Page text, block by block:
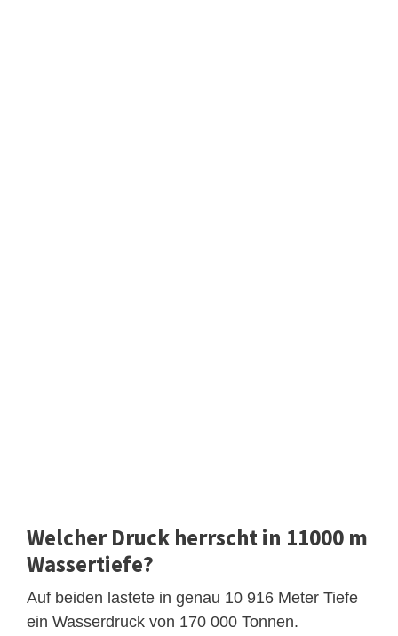
Welcher Druck herrscht in 11000 m
Wassertiefe?
Auf beiden lastete in genau 10 916 Meter Tiefe
ein Wasserdruck von 170 000 Tonnen.